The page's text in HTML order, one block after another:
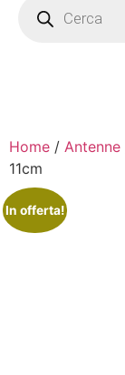
Home / Antenne
11cm
In offerta!